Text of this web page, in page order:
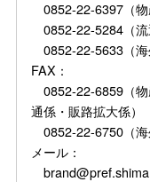
0852-22-6397（物
0852-22-5284（流
0852-22-5633（海
FAX：
0852-22-6859（
通係・販路拡大係）
0852-22-6750（海
メール：